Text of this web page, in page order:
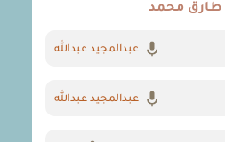
طارق محمد
عبدالمجيد عبدالله
عبدالمجيد عبدالله